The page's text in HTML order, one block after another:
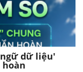
ngữ dữ liệu'